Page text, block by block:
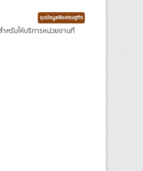
ชุดข้อมูลพืชเศรษฐกิจ
หรับให้บริการหน่วยงานที่